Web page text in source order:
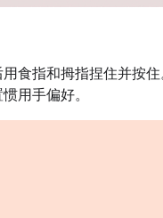
食指和拇指捏住并按
用手偏好。